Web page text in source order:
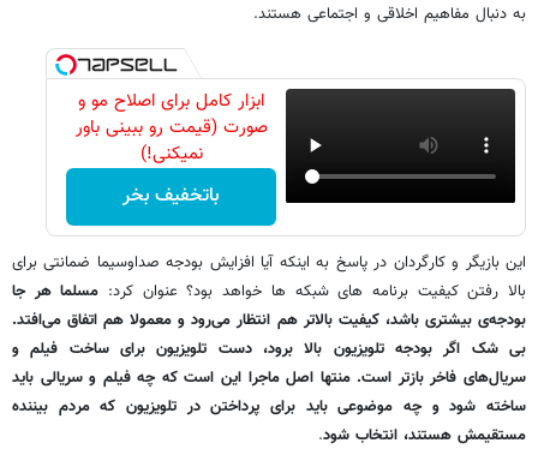
به دنبال مفاهیم اخلاقی و اجتماعی هستند.
ابزار کامل برای اصلاح مو و
صورت (قیمت رو ببینی باور
نمیکنی!)
باتخفیف بخر
این بازیگر و کارگردان در پاسخ به اینکه آیا افزایش بودجه صداوسیما ضمانتی برای
بالا رفتن کیفیت برنامه های شبکه ها خواهد بود؟ عنوان کرد: مسلما هر جا
بودجه‌ی بیشتری باشد، کیفیت بالاتر هم انتظار می‌رود و معمولا هم اتفاق می‌افتد.
بی شک اگر بودجه تلویزیون بالا برود، دست تلویزیون برای ساخت فیلم و
سریال‌های فاخر بازتر است. منتها اصل ماجرا این است که چه فیلم و سریالی باید
ساخته شود و چه موضوعی باید برای پرداختن در تلویزیون که مردم بیننده
مستقیمش هستند، انتخاب شود.